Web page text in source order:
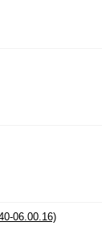
06.00.16)